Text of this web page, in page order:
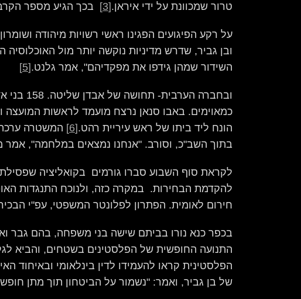
טרור שמכוונת על ידי איראן.[3] בכך הגיע מספר הקרבנות
על רקע הפיגועים הפגינו ראשי רשויות מיהודה
ובן גביר, שדרש מדיניות נוקשה יותר מול
השידור שמהן גידפו את מפקדיהם", אמר גלנט.[5]
כמאוימים. באבו סנאן נרצח מועמד לראשות המועצה
הונח ליד ביתו של ראש עיריית רהט.[6]
המשטרה ערכה
בתוך השב"כ, וסורב. "אנחנו נמצאים במלחמה", אמר
לקראת סוף השבוע סברו גורמים בקואליציה
להקדמת הבחירות. במקרה כזה, ולנוכח התנגדות
חירום לאומית. הפתרון לפלונטר המשפטי, עפ"י
בכפר כנא נורו בביתם שישה בני משפחה, בהם גבר
התנועה החופשית של הפלסטינים בשטחים, והביא
הפלסטינית קראו להעמידו לדין בינלאומי ובאיחוד
של בן גביר, ואמר: "נשמור על הביטחון תוך מתן